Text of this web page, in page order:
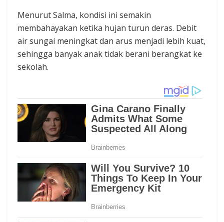
Menurut Salma, kondisi ini semakin
membahayakan ketika hujan turun deras. Debit
air sungai meningkat dan arus menjadi lebih kuat,
sehingga banyak anak tidak berani berangkat ke
sekolah.